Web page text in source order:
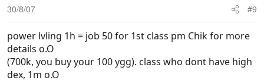
30/8/07 #9
power lvling 1h = job 50 for 1st class pm Chik for more
details o.O
(700k, you buy your 100 ygg). class who dont have high
dex, 1m o.O